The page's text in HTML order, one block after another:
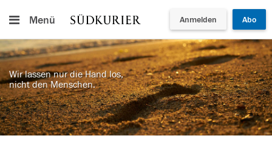
Menü Anmelden Abo
Wir lassen nur die Hand los,
nicht den Menschen.